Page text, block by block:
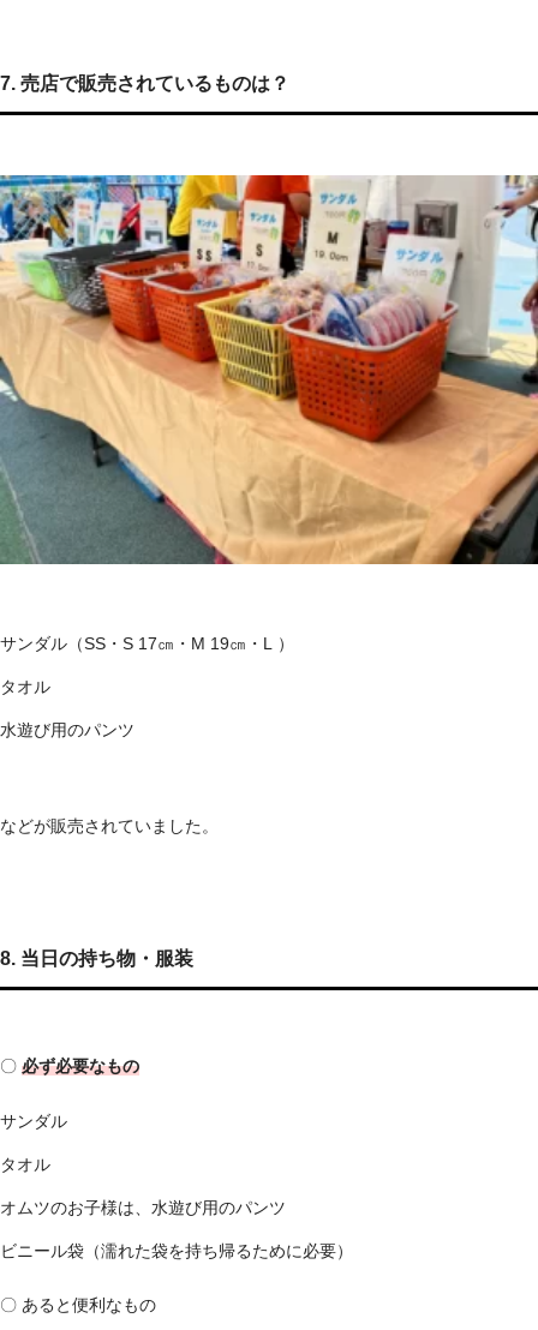
7. 売店で販売されているものは？
サンダル（SS・S 17㎝・M 19㎝・L ）
タオル
水遊び用のパンツ
などが販売されていました。
8. 当日の持ち物・服装
〇 必ず必要なもの
サンダル
タオル
オムツのお子様は、水遊び用のパンツ
ビニール袋（濡れた袋を持ち帰るために必要）
〇 あると便利なもの